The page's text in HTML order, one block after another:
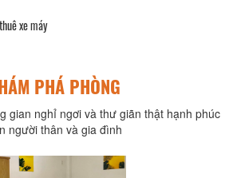
xe máy
PHÁ PHÒNG
gian nghỉ ngơi và thư giãn thật hạnh phúc
người thân và gia đình